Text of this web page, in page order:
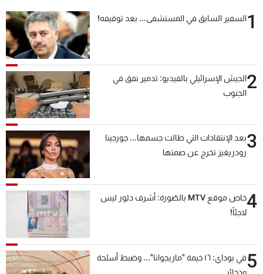
1السفير السابق في المستشفى... بعد توقيفه!
2الجيش الإسرائيلي بالفيديو: تدمير نفق في
الجنوب
3بعد الإنتقادات التي طالت جسمها... جورجينا
رودريغيز تخرج عن صمتها
4
خاص موقع MTV بالصّورة: أشرف دبّور ليس
لاجئاً!
5
في بوداي: ١٦ خيمة "ماريجوانا"... وضبط أسلحة